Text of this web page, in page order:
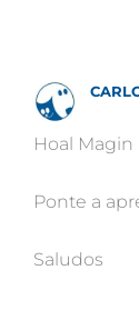
Hoal Magin
Ponte a
Saludos